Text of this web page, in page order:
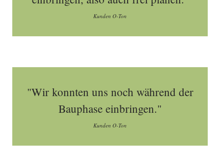
Kunden O-Ton
"Wir konnten uns noch während der
Bauphase einbringen."
Kunden O-Ton